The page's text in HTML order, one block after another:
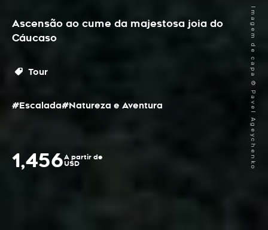
Ascensão ao cume da majestosa joia do
Cáucaso
Tour
#Escalada#Natureza e Aventura
1,456A partir de
USD Imagem de capa © Pavel Ageychenko